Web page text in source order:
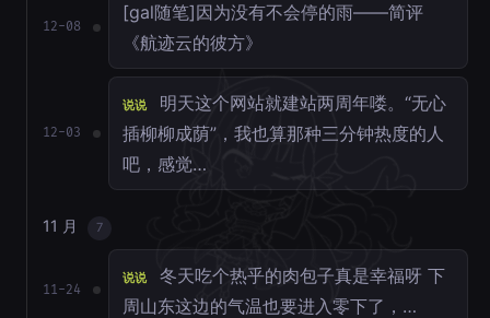
12-08
[gal随笔]因为没有不会停的雨——简评
《航迹云的彼方》
12-03
说说
明天这个网站就建站两周年喽。“无心
插柳柳成荫”，我也算那种三分钟热度的人
吧，感觉…
11 月 7
11-24
说说
冬天吃个热乎的肉包子真是幸福呀 下
周山东这边的气温也要进入零下了，…